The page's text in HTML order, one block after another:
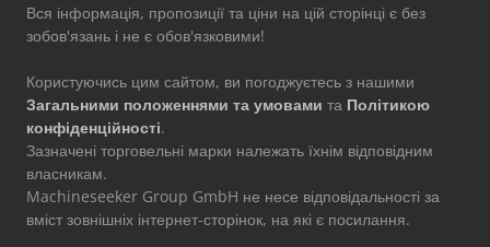
Вся інформація, пропозиції та ціни на цій сторінці є без
зобов'язань і не є обов'язковими!
Користуючись цим сайтом, ви погоджуєтесь з нашими
Загальними положеннями та умовами та Політикою
конфіденційності.
Зазначені торговельні марки належать їхнім відповідним
власникам.
Machineseeker Group GmbH не несе відповідальності за
вміст зовнішніх інтернет-сторінок, на які є посилання.